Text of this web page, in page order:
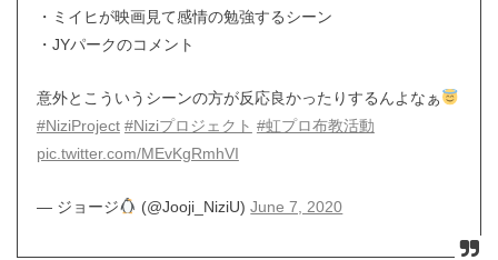
・ミイヒが映画見て感情の勉強するシーン
・JYパークのコメント
意外とこういうシーンの方が反応良かったりするんよなぁ
#NiziProject #Niziプロジェクト #虹プロ布教活動
pic.twitter.com/MEvKgRmhVI
— ジョージ (@Jooji_NiziU)June 7, 2020